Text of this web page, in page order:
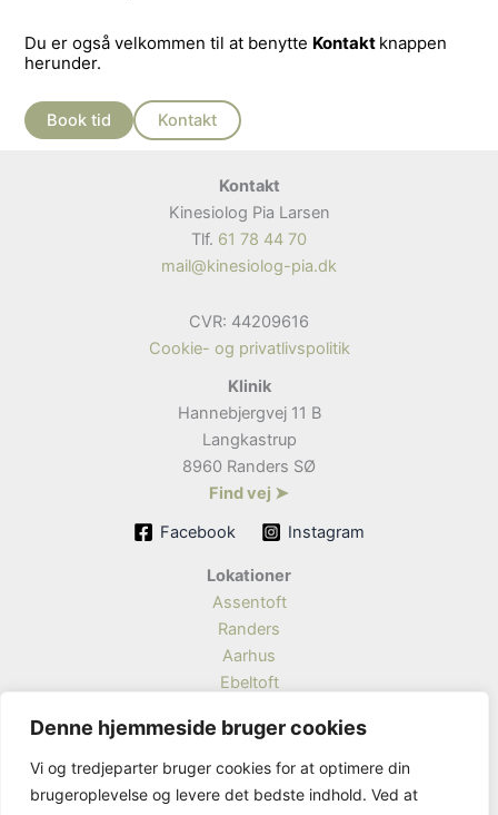
Denne hjemmeside bruger cookies
Vi og tredjeparter bruger cookies for at optimere din
brugeroplevelse og levere det bedste indhold. Ved at
Du er også velkommen til at benytte Kontakt knappen
herunder.
Book tid Kontakt
Kontakt
Kinesiolog Pia Larsen
Tlf. 61 78 44 70
mail@kinesiolog-pia.dk
CVR: 44209616
Cookie- og privatlivspolitik
Klinik
Hannebjergvej 11 B
Langkastrup
8960 Randers SØ
Find vej ➤
Facebook
Instagram
Lokationer
Assentoft
Randers
Aarhus
Ebeltoft
Viborg
Aalborg